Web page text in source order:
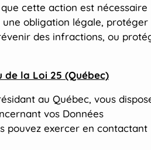
cette action est nécessaire
obligation légale, protéger
des infractions, ou
de la Loi 25 (Québec)
au Québec, vous
vos Données
pouvez exercer en contactant